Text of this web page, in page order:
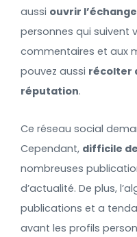
aussi ouvrir l’échange
personnes qui suivent
commentaires et aux
pouvez aussi récolter
réputation.
Ce réseau social
Cependant, difficile
nombreuses
d’actualité. De plus,
publications et a
avant les profils